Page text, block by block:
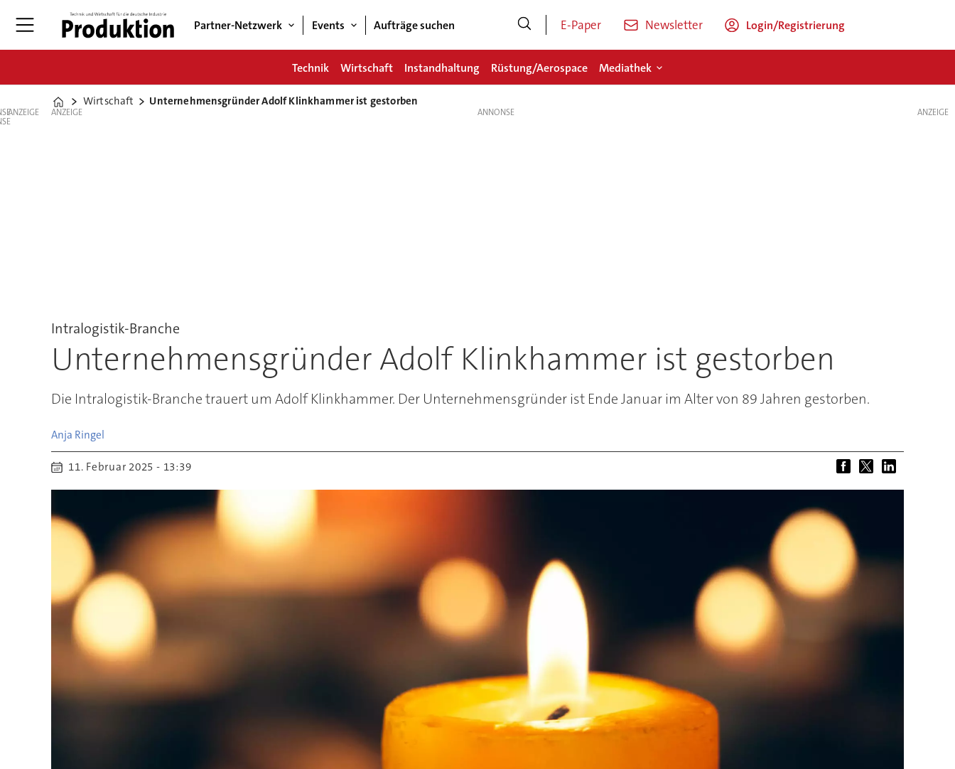
Partner-Netzwerk Events Aufträge suchen E-Paper Newsletter Login/Registrierung
Technik Wirtschaft Instandhaltung Rüstung/Aerospace Mediathek
Home
Wirtschaft Unternehmensgründer Adolf Klinkhammer ist gestorben
ANZEIGE ANZEIGE
Intralogistik-Branche
Unternehmensgründer Adolf Klinkhammer ist gestorben
Die Intralogistik-Branche trauert um Adolf Klinkhammer. Der Unternehmensgründer ist Ende Januar im Alter von 89 Jahren gestorben.
Anja Ringel
11. Februar 2025 - 13:39
ANZEIGE